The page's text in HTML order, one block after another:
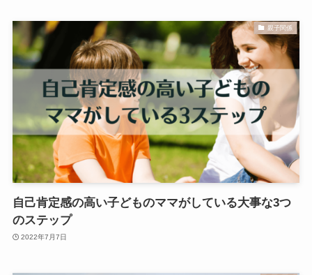
親子関係
自己肯定感の高い子どものママがしている大事な3つ
のステップ
2022年7月7日